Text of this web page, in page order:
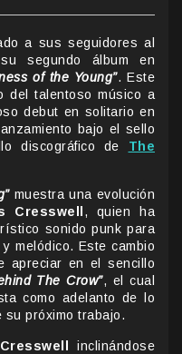
a sus seguidores al
segundo álbum en
of the Young”. Este
del talentoso músico a
debut en solitario en
bajo el sello
discográfico de The
muestra una evolución
Cresswell , quien ha
sonido punk para
melódico. Este cambio
apreciar en el sencillo
The Crow”, el cual
como adelanto de lo
próximo trabajo.
Cresswell
inclinándose